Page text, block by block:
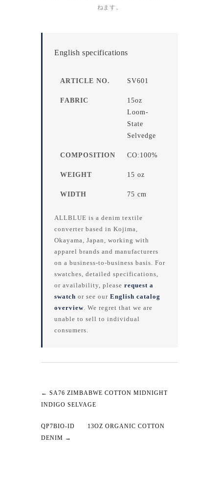
ねます。
English specifications
ARTICLE NO. SV601
FABRIC
15oz
Loom-
State
Selvedge
COMPOSITION CO:100%
WEIGHT 15 oz
WIDTH 75 cm
ALLBLUE is a denim textile
converter based in Kojima,
Okayama, Japan, working with
apparel brands and manufacturers
on a business-to-business basis. For
swatches, detailed specifications,
or availability, please request a
swatch or see our English catalog
overview. We regret that we are
unable to sell to individual
consumers.
← SA76 ZIMBABWE COTTON MIDNIGHT
INDIGO SELVAGE
QP7BIO-ID 13OZ ORGANIC COTTON
DENIM →